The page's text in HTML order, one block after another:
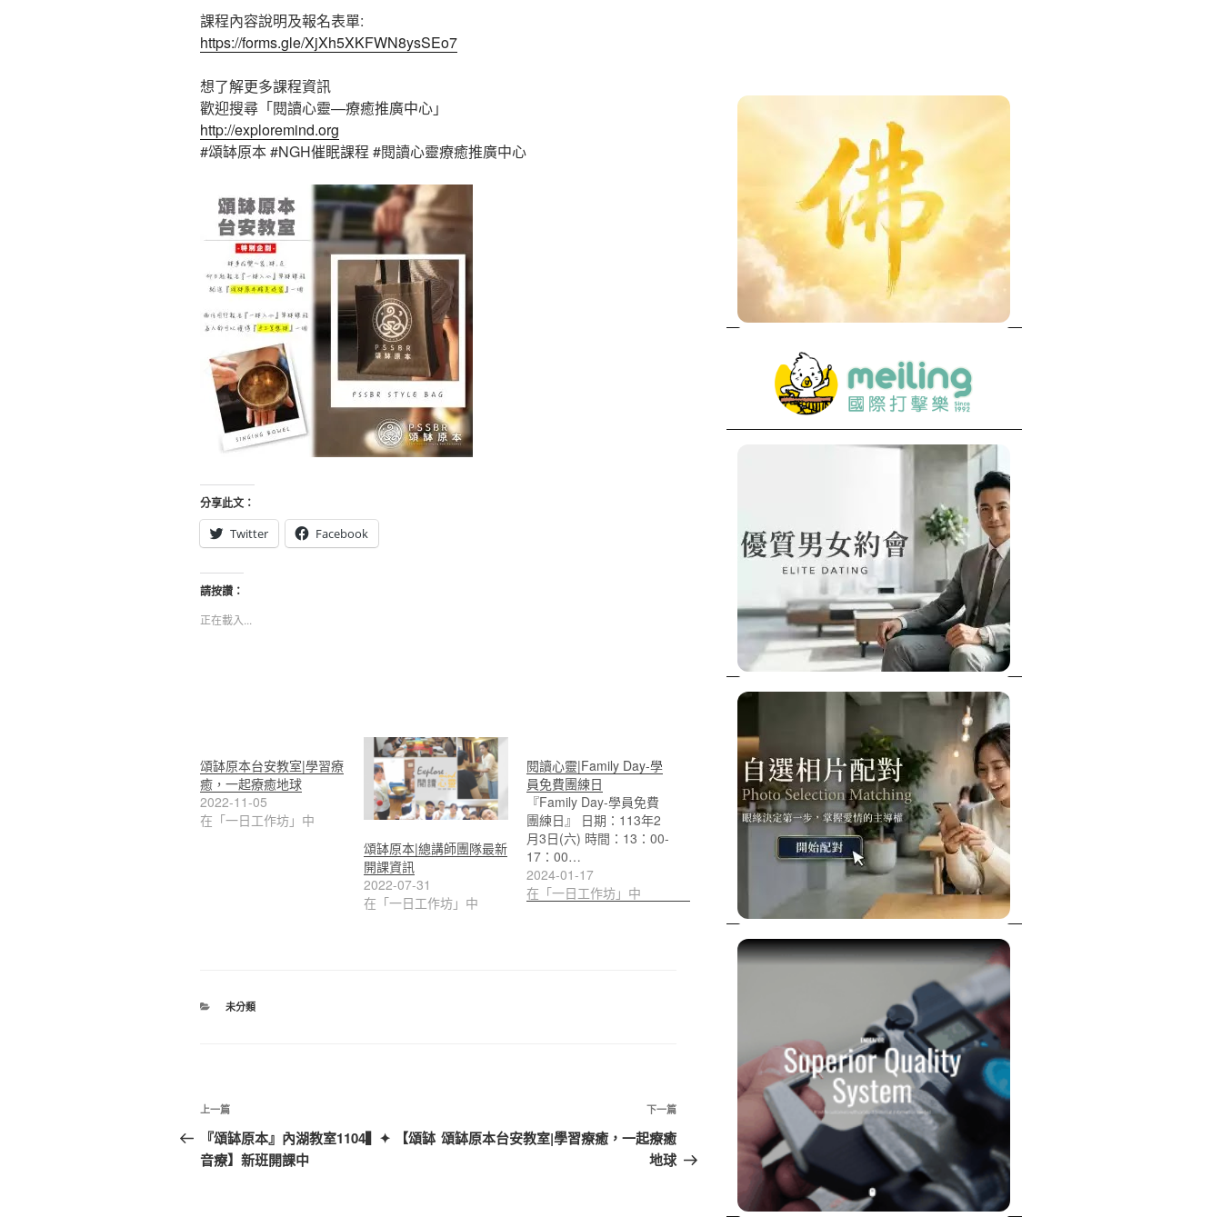
課程內容說明及報名表單:
https://forms.gle/XjXh5XKFWN8ysSEo7
想了解更多課程資訊
歡迎搜尋「閱讀心靈—療癒推廣中心」
http://exploremind.org
#頌缽原本 #NGH催眠課程 #閱讀心靈療癒推廣中心
分享此文：
Twitter
Facebook
請按讚：
正在載入...
頌缽原本台安教室|學習療
癒，一起療癒地球
2022-11-05
在「一日工作坊」中
頌缽原本|總講師團隊最新
開課資訊
2022-07-31
在「一日工作坊」中
閱讀心靈|Family Day-學
員免費團練日
『Family Day-學員免費
團練日』 日期：113年2
月3日(六) 時間：13：00-
17：00…
2024-01-17
在「一日工作坊」中
分
未分類
文
章
導
上
一
篇
上一篇
『頌缽原本』內湖教室1104▍✦ 【頌缽
音療】新班開課中
下
一
篇
下一篇
頌缽原本台安教室|學習療癒，一起療癒
地球